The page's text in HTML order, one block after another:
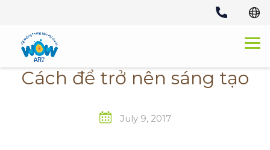
content
Cách để trở nên sáng tạo
July 9, 2017